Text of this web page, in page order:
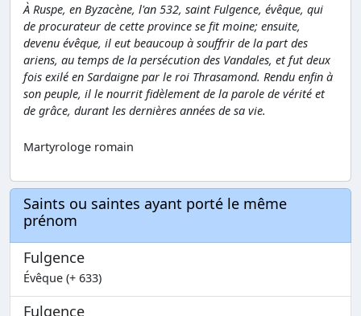
À Ruspe, en Byzacène, l'an 532, saint Fulgence, évêque, qui
de procurateur de cette province se fit moine; ensuite,
devenu évêque, il eut beaucoup à souffrir de la part des
ariens, au temps de la persécution des Vandales, et fut deux
fois exilé en Sardaigne par le roi Thrasamond. Rendu enfin à
son peuple, il le nourrit fidèlement de la parole de vérité et
de grâce, durant les dernières années de sa vie.
Martyrologe romain
Saints ou saintes ayant porté le même
prénom
Fulgence
Évêque (+ 633)
Fulgence